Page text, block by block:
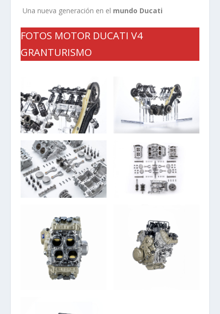
Una nueva generación en el mundo Ducati
FOTOS MOTOR DUCATI V4
GRANTURISMO